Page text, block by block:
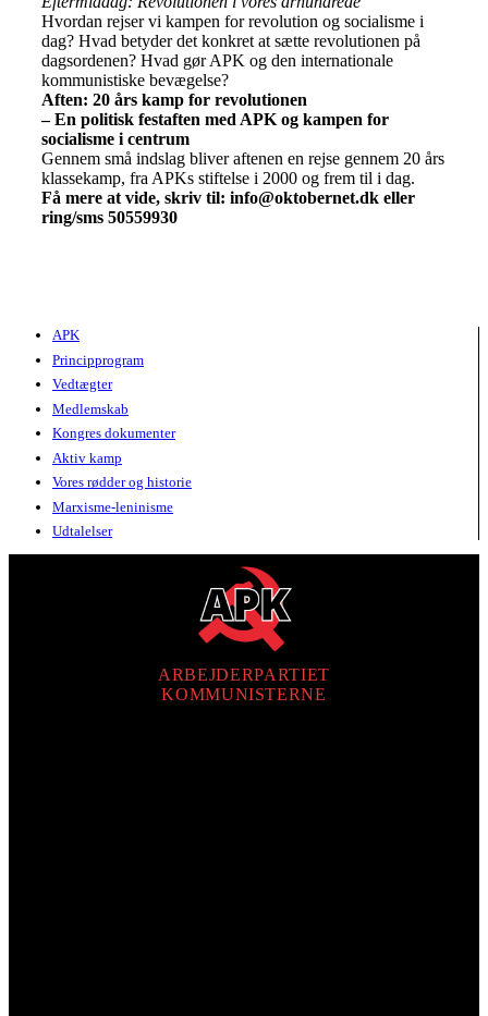
Hvordan rejser vi kampen for revolution og socialisme i
dag? Hvad betyder det konkret at sætte revolutionen på
dagsordenen? Hvad gør APK og den internationale
kommunistiske bevægelse?
Aften: 20 års kamp for revolutionen
– En politisk festaften med APK og kampen for
socialisme i centrum
Gennem små indslag bliver aftenen en rejse gennem 20 års
klassekamp, fra APKs stiftelse i 2000 og frem til i dag.
Få mere at vide, skriv til: info@oktobernet.dk eller
ring/sms 50559930
APK
Principprogram
Vedtægter
Medlemskab
Kongres dokumenter
Aktiv kamp
Vores rødder og historie
Marxisme-leninisme
Udtalelser
ARBEJDERPARTIET
KOMMUNISTERNE